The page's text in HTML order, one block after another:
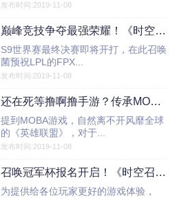
发布时间:2019-11-08
巅峰竞技争夺最强荣耀！《时空召唤》SOLO荣誉赛、主播挑战赛，围观直播送好礼!
S9世界赛最终决赛即将开打，在此召唤
菌预祝LPL的FPX...
发布时间:2019-11-08
还在死等撸啊撸手游？传承MOBA端游经典的《时空召唤》了解一下
提到MOBA游戏，自然离不开风靡全球
的《英雄联盟》，对于...
发布时间:2019-11-08
召唤冠军杯报名开启！《时空召唤》8月21日更新公告
为提供给各位玩家更好的游戏体验，